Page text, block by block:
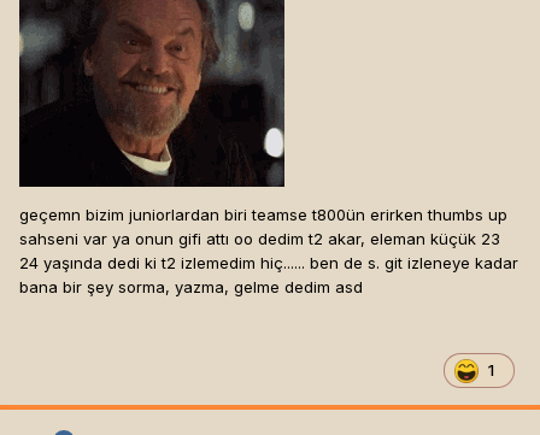
geçemn bizim juniorlardan biri teamse t800ün erirken thumbs up
sahseni var ya onun gifi attı oo dedim t2 akar, eleman küçük 23
24 yaşında dedi ki t2 izlemedim hiç...... ben de s. git izleneye kadar
bana bir şey sorma, yazma, gelme dedim asd
1